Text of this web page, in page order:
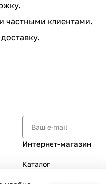
частными клиентами.
Интернет-магазин
Каталог